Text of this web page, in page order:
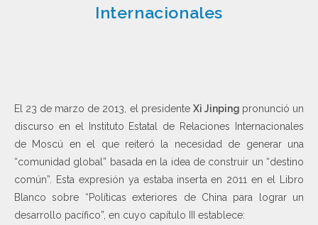
Internacionales
El 23 de marzo de 2013, el presidente Xi Jinping pronunció un
discurso en el Instituto Estatal de Relaciones Internacionales
de Moscú en el que reiteró la necesidad de generar una
“comunidad global” basada en la idea de construir un “destino
común”. Esta expresión ya estaba inserta en 2011 en el Libro
Blanco sobre “Políticas exteriores de China para lograr un
desarrollo pacífico”, en cuyo capítulo III establece: